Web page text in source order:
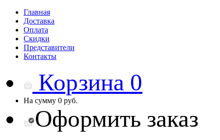
Главная
Доставка
Оплата
Скидки
Представители
Контакты
Корзина 0
На сумму 0 руб.
Оформить заказ